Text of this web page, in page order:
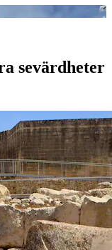
sevärdheter